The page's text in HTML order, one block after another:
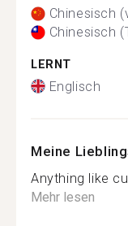
Chinesisch
Chinesisch
LERNT
Englisch
Meine
Anything like
Mehr lesen